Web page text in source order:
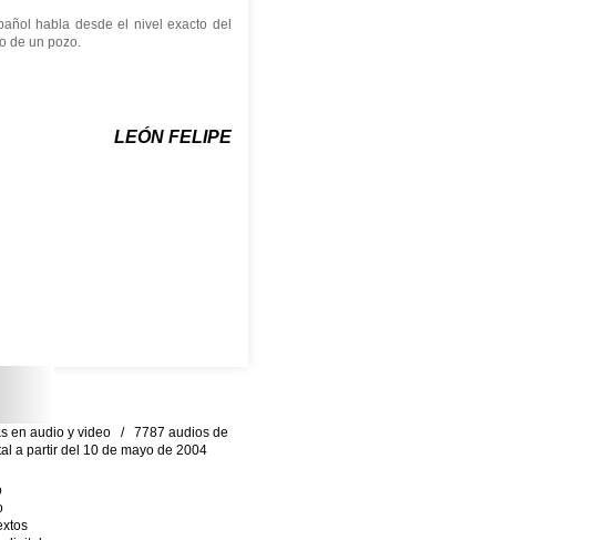
habla desde el nivel exacto del
de un pozo.
LEÓN FELIPE
en audio y video / 7787 audios de
a partir del 10 de mayo de 2004